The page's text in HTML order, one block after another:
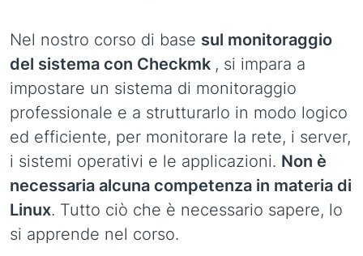
Nel nostro corso di base sul monitoraggio
del sistema con Checkmk , si impara a
impostare un sistema di monitoraggio
professionale e a strutturarlo in modo logico
ed efficiente, per monitorare la rete, i server,
i sistemi operativi e le applicazioni. Non è
necessaria alcuna competenza in materia di
Linux. Tutto ciò che è necessario sapere, lo
si apprende nel corso.